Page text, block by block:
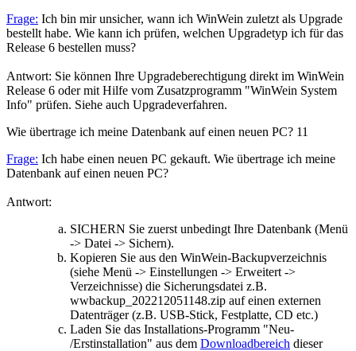
Frage: Ich bin mir unsicher, wann ich WinWein zuletzt als Upgrade
bestellt habe. Wie kann ich prüfen, welchen Upgradetyp ich für das
Release 6 bestellen muss?
Antwort: Sie können Ihre Upgradeberechtigung direkt im WinWein
Release 6 oder mit Hilfe vom Zusatzprogramm "WinWein System
Info" prüfen. Siehe auch Upgradeverfahren.
Wie übertrage ich meine Datenbank auf einen neuen PC? 11
Frage: Ich habe einen neuen PC gekauft. Wie übertrage ich meine
Datenbank auf einen neuen PC?
Antwort:
SICHERN Sie zuerst unbedingt Ihre Datenbank (Menü
-> Datei -> Sichern).
Kopieren Sie aus den WinWein-Backupverzeichnis
(siehe Menü -> Einstellungen -> Erweitert ->
Verzeichnisse) die Sicherungsdatei z.B.
wwbackup_202212051148.zip auf einen externen
Datenträger (z.B. USB-Stick, Festplatte, CD etc.)
Laden Sie das Installations-Programm "Neu-
/Erstinstallation" aus dem Downloadbereich dieser